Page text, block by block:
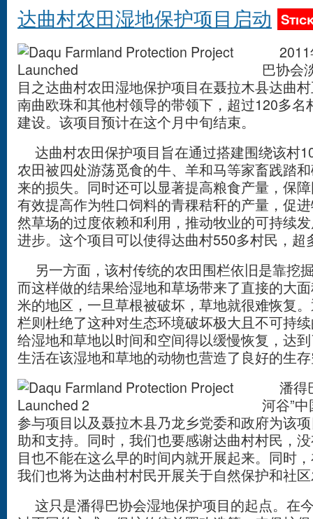
达曲村农田湿地保护项目启动
2011
巴协会
目之达曲村农田湿地保护项目在聂拉木县达曲
南曲欧珠和其他村领导的带领下，超过120多
建设。该项目预计在这个月中旬结束。
达曲村农田保护项目旨在通过搭建围绕该村
农田被四处游荡觅食的牛、羊和马等家畜践踏
来的损失。同时还可以显著提高粮食产量，保
有效提高作为牲口饲料的青稞秸秆的产量，促
然草场的过度依赖和利用，推动牧业的可持续
进步。这个项目可以使得达曲村550多村民，
另一方面，该村传统的农田围栏依旧是靠挖
而这样做的结果给湿地和草场带来了直接的大
米的地区，一旦草根被破坏，草地就很难恢复
栏则杜绝了这种对生态环境破坏极大且不可持
给湿地和草地以时间和空间得以缓慢恢复，达
生活在该湿地和草地的动物也营造了良好的生
潘得
河谷”
参与项目以及聂拉木县乃龙乡党委和政府为该
助和支持。同时，我们也要感谢达曲村村民，
目也不能在这么早的时间内就开展起来。同时
我们也将为达曲村村民开展关于自然保护和社
这只是潘得巴协会湿地保护项目的起点。在